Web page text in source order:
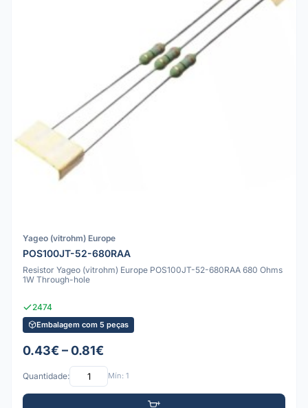
Yageo (vitrohm) Europe
POS100JT-52-680RAA
Resistor Yageo (vitrohm) Europe POS100JT-52-680RAA 680 Ohms
1W Through-hole
2474
Embalagem com 5 peças
0.43€ – 0.81€
Quantidade: Mín: 1